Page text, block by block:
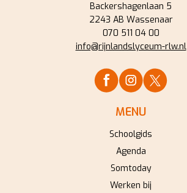
Backershagenlaan 5
2243 AB Wassenaar
070 511 04 00
info@rijnlandslyceum-rlw.nl
MENU
Schoolgids
Agenda
Somtoday
Werken bij